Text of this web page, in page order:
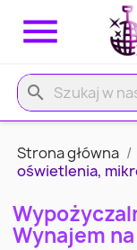

search
Strona główna
oświetlenia,
Wynajem